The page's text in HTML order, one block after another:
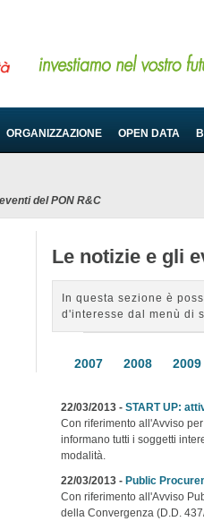
ORGANIZZAZIONE OPEN DATA
del PON R&C
Le notizie e gli
In questa sezione è
d'interesse dal menù di
2007 2008 2009
22/03/2013 - START UP:
Con riferimento all'Avviso
informano tutti i soggetti
modalità.
22/03/2013 - Public
Con riferimento all'Avviso
della Convergenza (D.D.